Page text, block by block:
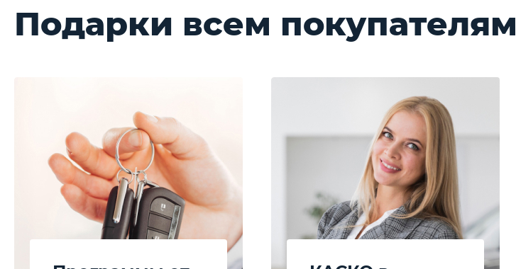
Подарки всем покупателям